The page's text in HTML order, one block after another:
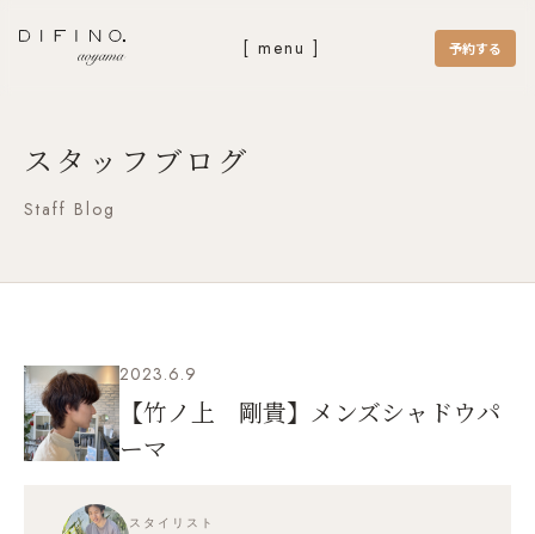
[ menu ] 予約する
スタッフブログ
Staff Blog
2023.6.9
【竹ノ上 剛貴】メンズシャドウパ
ーマ
スタイリスト